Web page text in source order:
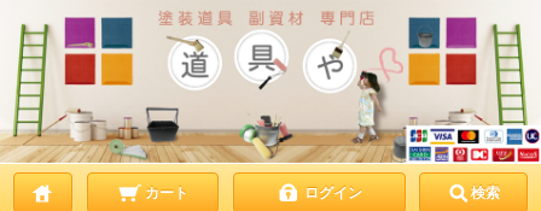
カート ログイン 検索